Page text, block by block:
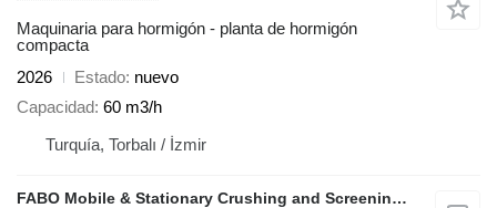
Maquinaria para hormigón - planta de hormigón
compacta
2026
Estado nuevo
Capacidad 60 m3/h
Turquía, Torbalı / İzmir
FABO Mobile & Stationary Crushing and Screening Plants | Concrete Batching Plants Manufacturer